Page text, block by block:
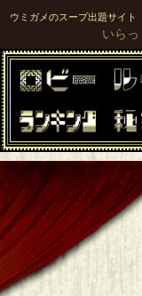
ウミガメのスープ出題サイト
いらっ